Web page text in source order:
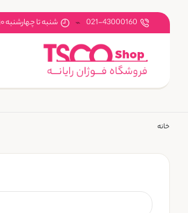
021-43000160 شنبه تا چهارشنبه ۱۰ تا ۲۰ | پنجشنبه ها ۱۰ تا ۱۵
خانه